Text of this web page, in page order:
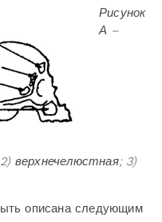
Рисунок
А –
верхнечелюстная; 3)
описана следующим